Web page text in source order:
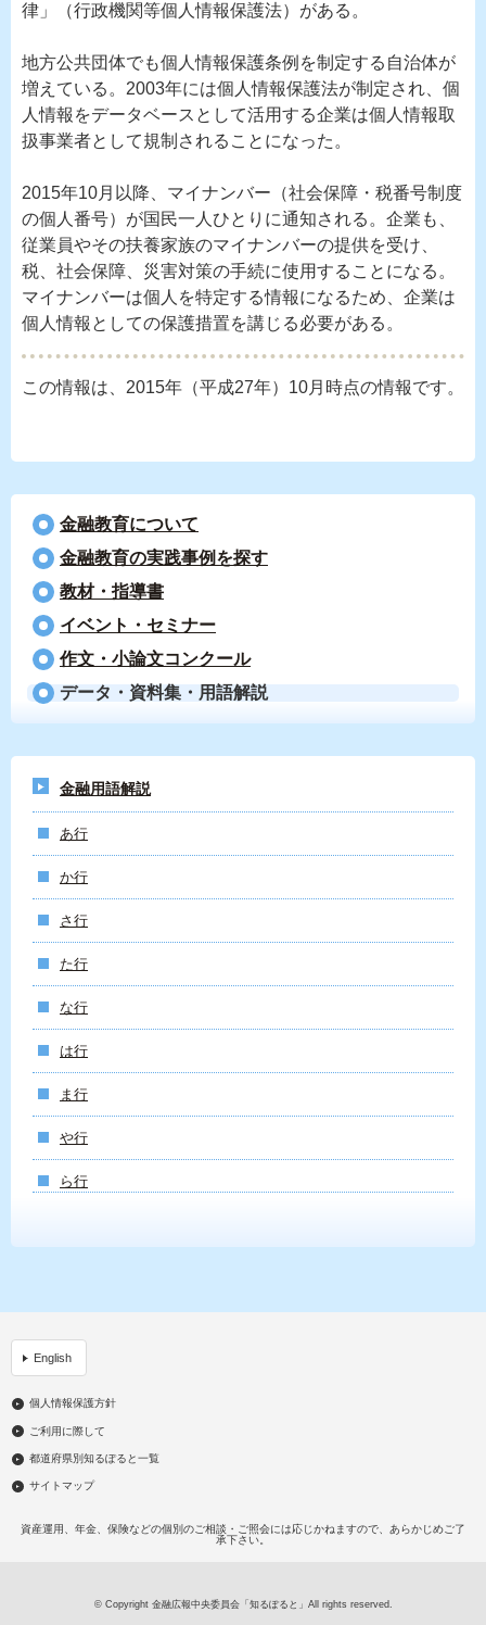
律」（行政機関等個人情報保護法）がある。
地方公共団体でも個人情報保護条例を制定する自治体が
増えている。2003年には個人情報保護法が制定され、個
人情報をデータベースとして活用する企業は個人情報取
扱事業者として規制されることになった。
2015年10月以降、マイナンバー（社会保障・税番号制度
の個人番号）が国民一人ひとりに通知される。企業も、
従業員やその扶養家族のマイナンバーの提供を受け、
税、社会保障、災害対策の手続に使用することになる。
マイナンバーは個人を特定する情報になるため、企業は
個人情報としての保護措置を講じる必要がある。
この情報は、2015年（平成27年）10月時点の情報です。
金融教育について
⾦融教育の実践事例を探す
教材・指導書
イベント・セミナー
作文・小論文コンクール
データ・資料集・用語解説
金融用語解説
あ行
か行
さ行
た行
な行
は行
ま行
や行
ら行
English
個人情報保護方針
ご利用に際して
都道府県別知るぽると一覧
サイトマップ
資産運用、年金、保険などの個別のご相談・ご照会には応じかねますので、あらかじめご了
承下さい。
© Copyright 金融広報中央委員会「知るぽると」All rights reserved.